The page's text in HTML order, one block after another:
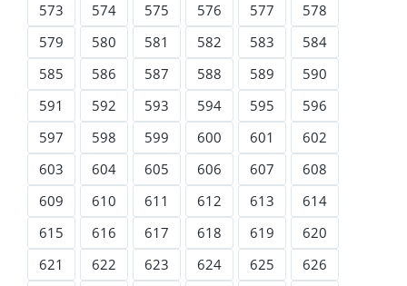
573
574 575 576 577
578
579
580 581 582 583
584
585
586 587 588 589
590
591
592 593 594 595
596
597
598 599 600 601
602
603
604 605 606 607
608
609
610 611 612 613
614
615
616 617 618 619
620
621
622 623 624 625
626